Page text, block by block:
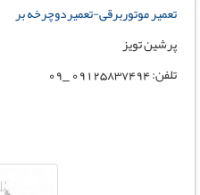
تعمیر موتوربرقی-تعمیردوچرخه بر
پرشین تویز
تلفن: 09125837494 _09